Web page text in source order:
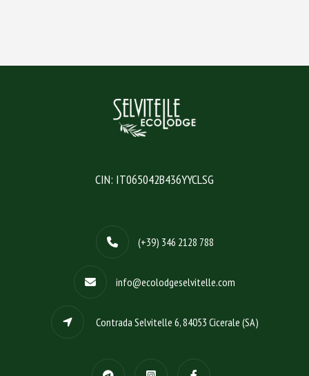
CIN: IT065042B436YYCLSG
(+39) 346 2128 788
info@ecolodgeselvitelle.com
Contrada Selvitelle 6, 84053 Cicerale (SA)